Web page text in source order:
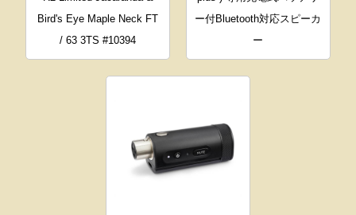
Bird's Eye Maple Neck FT
/ 63 3TS #10394
ー付Bluetooth対応スピーカ
ー